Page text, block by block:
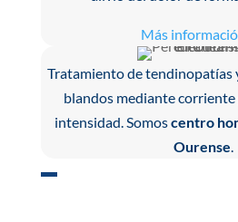
Más
Tratamiento de tendinopatías
blandos mediante corriente
intensidad. Somoscentro
Ourense.